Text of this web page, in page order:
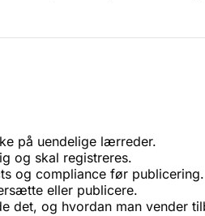
på uendelige lærreder.
og skal registreres.
og compliance før publicering.
eller publicere.
det, og hvordan man vender